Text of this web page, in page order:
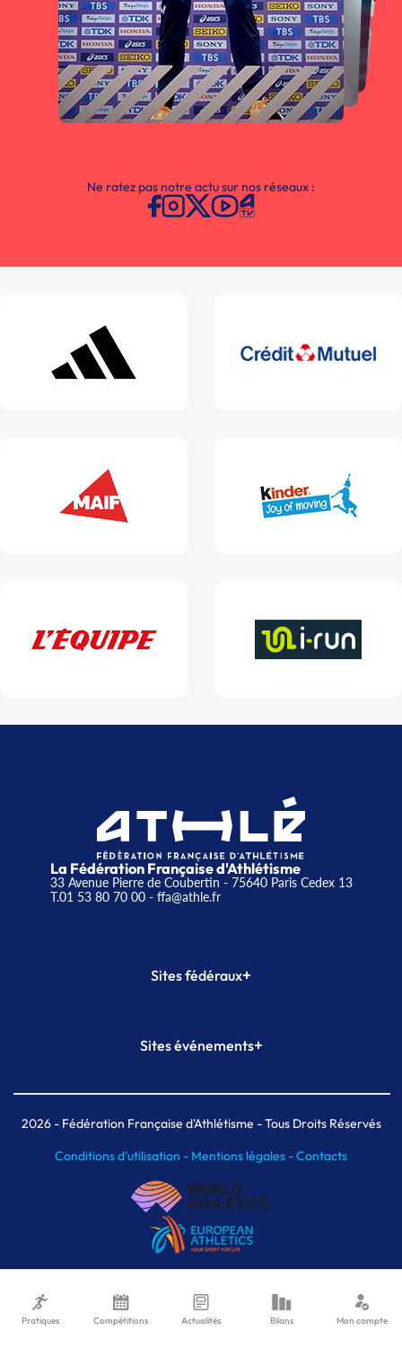
Ne ratez pas notre actu sur nos réseaux :
La Fédération Française d'Athlétisme
33 Avenue Pierre de Coubertin - 75640 Paris Cedex 13
T.01 53 80 70 00- ffa@athle.fr
Sites fédéraux+
Plateforme Formation
Sites événements+
Meeting de Paris indoor
MAIF Ekiden de Paris
2026- Fédération Française d'Athlétisme - Tous Droits Réservés
Conditions d'utilisation - Mentions légales -Contacts
Pratiques Compétitions Actualités Bilans Mon compte